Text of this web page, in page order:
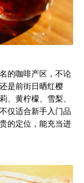
的咖啡产区，不论
是前街日晒红樱
、黄柠檬、雪梨、
仅适合新手入门品
的定位，能充当进